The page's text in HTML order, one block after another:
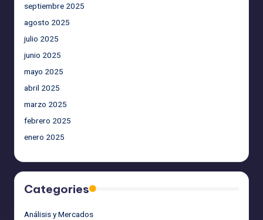
septiembre 2025
agosto 2025
julio 2025
junio 2025
mayo 2025
abril 2025
marzo 2025
febrero 2025
enero 2025
Categories
Análisis y Mercados